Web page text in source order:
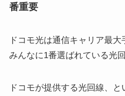
番重要
ドコモ光は通信キャリア最大
みんなに1番選ばれている光回
ドコモが提供する光回線、